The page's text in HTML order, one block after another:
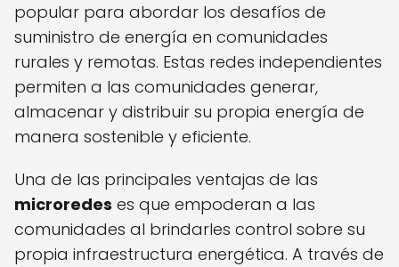
popular para abordar los desafíos de
suministro de energía en comunidades
rurales y remotas. Estas redes independientes
permiten a las comunidades generar,
almacenar y distribuir su propia energía de
manera sostenible y eficiente.
Una de las principales ventajas de las
microredes es que empoderan a las
comunidades al brindarles control sobre su
propia infraestructura energética. A través de